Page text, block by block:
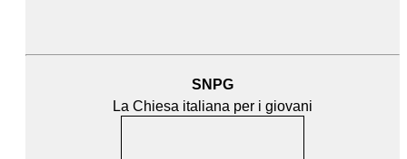
SNPG
La Chiesa italiana per i giovani